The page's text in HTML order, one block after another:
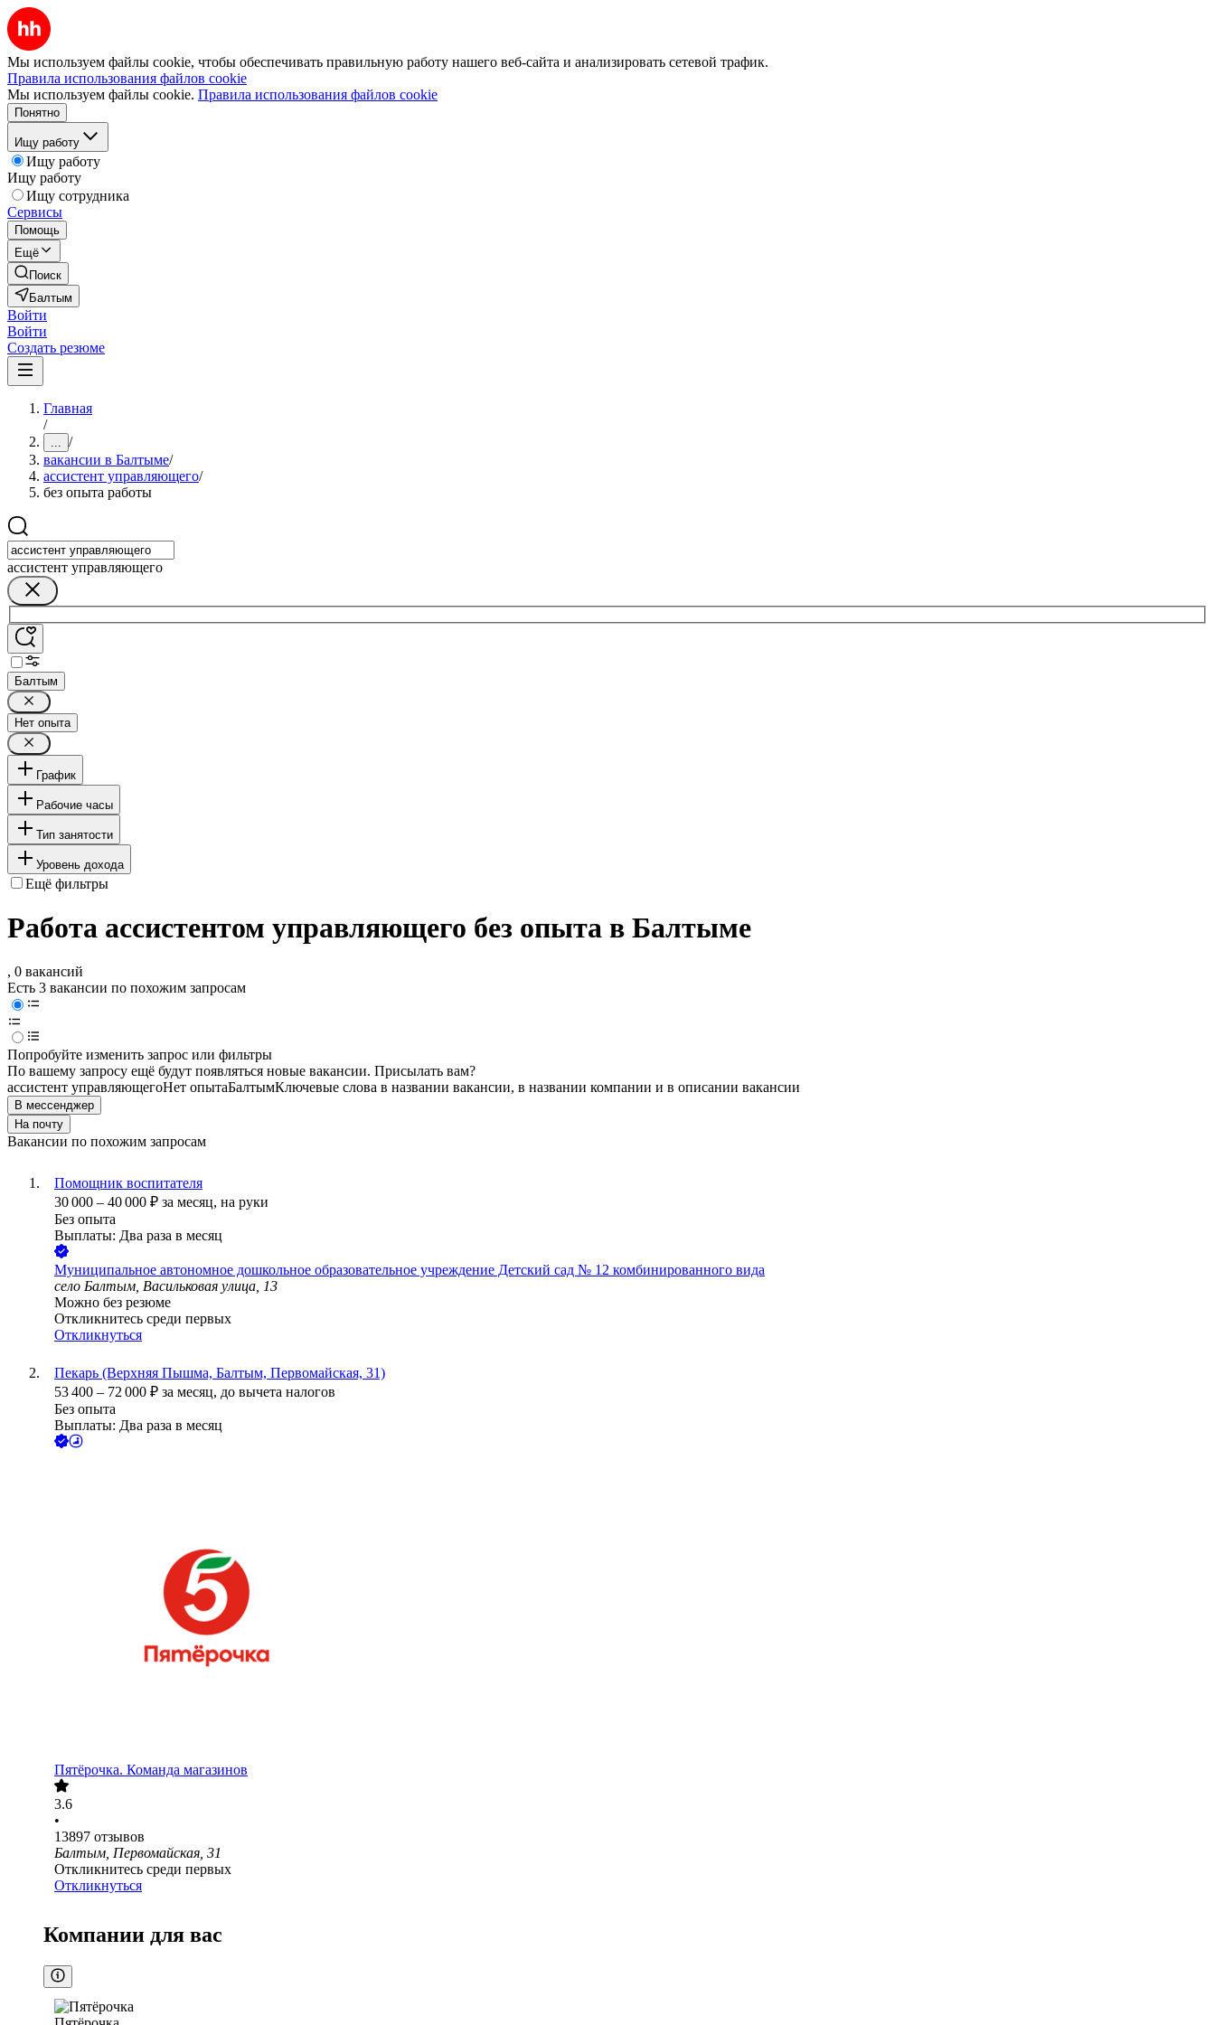
Мы используем файлы cookie, чтобы обеспечивать правильную работу нашего веб-сайта и анализировать сетевой трафик.
Правила использования файлов cookie
Мы используем файлы cookie. Правила использования файлов cookie
Понятно
Ищу работу
Ищу работу
Ищу работу
Ищу сотрудника
Сервисы
Помощь
Ещё
Поиск
Балтым
Войти
Войти
Создать резюме
Главная
/
... /
вакансии в Балтыме/
ассистент управляющего/
без опыта работы
ассистент управляющего
Балтым
Нет опыта
График
Рабочие часы
Тип занятости
Уровень дохода
Ещё фильтры
Работа ассистентом управляющего без опыта в Балтыме
, 0 вакансий
Есть 3 вакансии по похожим запросам
Попробуйте изменить запрос или фильтры
По вашему запросу ещё будут появляться новые вакансии. Присылать вам?
ассистент управляющегоНет опытаБалтымКлючевые слова в названии вакансии, в названии компании и в описании вакансии
В мессенджер
На почту
Вакансии по похожим запросам
Помощник воспитателя
30 000 – 40 000 ₽ за месяц, на руки
Без опыта
Выплаты: Два раза в месяц
Муниципальное автономное дошкольное образовательное учреждение Детский сад № 12 комбинированного вида
село Балтым, Васильковая улица, 13
Можно без резюме
Откликнитесь среди первых
Откликнуться
Пекарь (Верхняя Пышма, Балтым, Первомайская, 31)
53 400 – 72 000 ₽ за месяц, до вычета налогов
Без опыта
Выплаты: Два раза в месяц
Пятёрочка. Команда магазинов
3.6
•
13897 отзывов
Балтым, Первомайская, 31
Откликнитесь среди первых
Откликнуться
Компании для вас